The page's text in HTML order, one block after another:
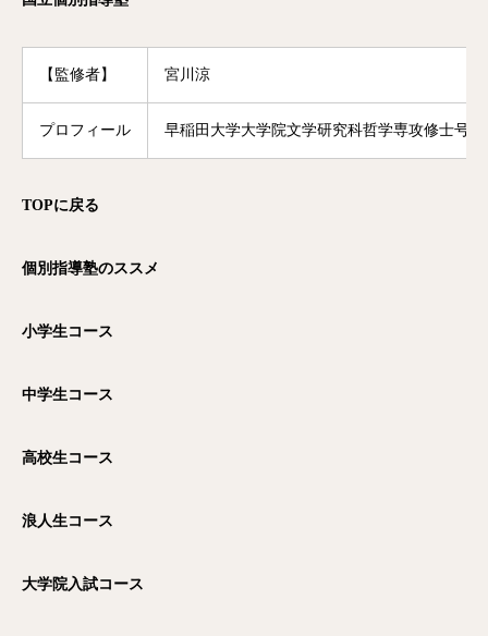
【監修者】 宮川涼
プロフィール 早稲田大学大学院文学研究科哲学専攻修士号
TOPに戻る
個別指導塾のススメ
小学生コース
中学生コース
高校生コース
浪人生コース
大学院入試コース